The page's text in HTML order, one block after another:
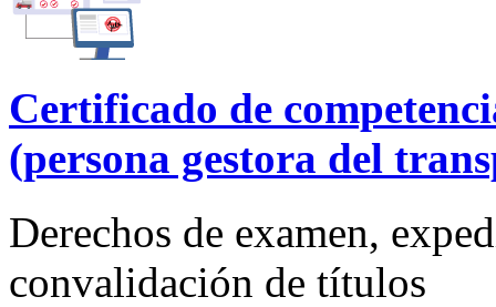
Certificado de
(persona gestora del
Derechos de examen,
convalidación de títulos